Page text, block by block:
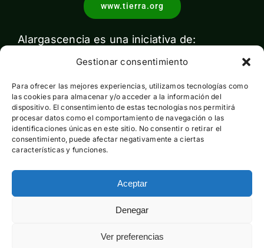
Gestionar consentimiento
Para ofrecer las mejores experiencias, utilizamos tecnologías como
las cookies para almacenar y/o acceder a la información del
dispositivo. El consentimiento de estas tecnologías nos permitirá
procesar datos como el comportamiento de navegación o las
identificaciones únicas en este sitio. No consentir o retirar el
consentimiento, puede afectar negativamente a ciertas
características y funciones.
Aceptar
Denegar
Ver preferencias
www.tierra.org
Alargascencia es una iniciativa de:
Con el apoyo de:
Esta actividad ha sido financiada por el Ministerio para la